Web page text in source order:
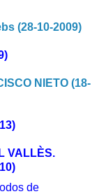
(28-10-2009)
NIETO (18-
VALLÈS.
de